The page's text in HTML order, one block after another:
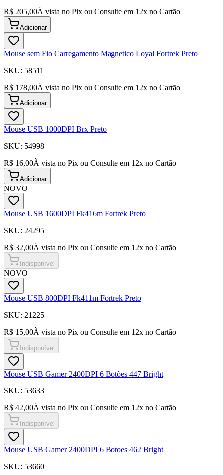
R$ 205,00À vista no Pix ou Consulte em 12x no Cartão
Adicionar
Mouse sem Fio Carregamento Magnetico Loyal Fortrek Preto
SKU: 58511
R$ 178,00À vista no Pix ou Consulte em 12x no Cartão
Adicionar
Mouse USB 1000DPI Brx Preto
SKU: 54998
R$ 16,00À vista no Pix ou Consulte em 12x no Cartão
Adicionar
NOVO
Mouse USB 1600DPI Fk416m Fortrek Preto
SKU: 24295
R$ 32,00À vista no Pix ou Consulte em 12x no Cartão
Indisponível
NOVO
Mouse USB 800DPI Fk411m Fortrek Preto
SKU: 21225
R$ 15,00À vista no Pix ou Consulte em 12x no Cartão
Indisponível
Mouse USB Gamer 2400DPI 6 Botões 447 Bright
SKU: 53633
R$ 42,00À vista no Pix ou Consulte em 12x no Cartão
Indisponível
Mouse USB Gamer 2400DPI 6 Botoes 462 Bright
SKU: 53660